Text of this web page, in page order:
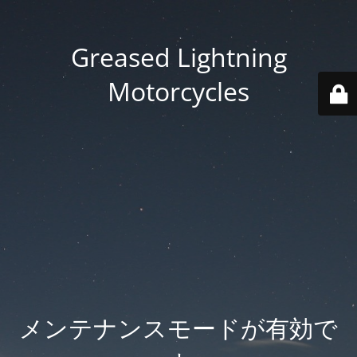
Greased Lightning
Motorcycles
メンテナンスモードが有効で